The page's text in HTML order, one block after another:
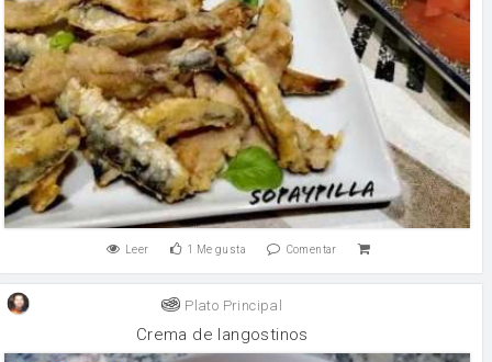
Leer 1 Me gusta Comentar
Plato Principal
Crema de langostinos